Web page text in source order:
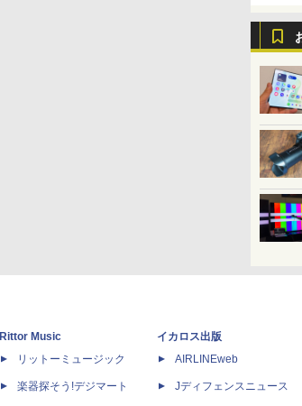
Rittor Music
リットーミュージック
楽器探そう!デジマート
イカロス出版
AIRLINEweb
Jディフェンスニュース